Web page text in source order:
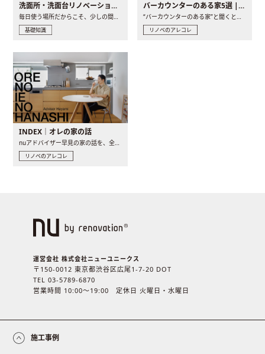
洗面所・洗面台リノベーションの事例と間取りアイデア
毎日使う場所だからこそ、少しの間取りの工夫や素材の選び方で..
基礎知識
バーカウンターのある家5選 | 日常に馴染む“距離の近い”キッチンとは
“バーカウンターのある家”と聞くと、少し特別な、大人のための..
リノベのアレコレ
INDEX｜オレの家の話
nuアドバイザー早見の家の話を、全4話でお届け。リノベーションを..
リノベのアレコレ
運営会社 株式会社ニューユニークス
〒150-0012 東京都渋谷区広尾1-7-20 DOT
TEL 03-5789-6870
営業時間 10:00〜19:00 定休日 火曜日・水曜日
施工事例